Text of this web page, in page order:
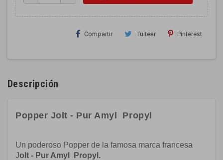
Compartir Tuitear Pinterest
Descripción
Popper Jolt - Pur Amyl Propyl
Un poderoso Popper de la famosa marca francesa
Jolt - Pur Amyl Propyl.